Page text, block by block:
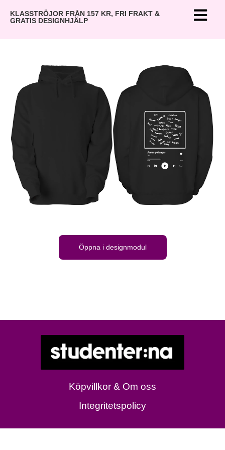
KLASSTRÖJOR FRÅN 157 KR, FRI FRAKT &
GRATIS DESIGNHJÄLP
Öppna i designmodul
Köpvillkor & Om oss
Integritetspolicy